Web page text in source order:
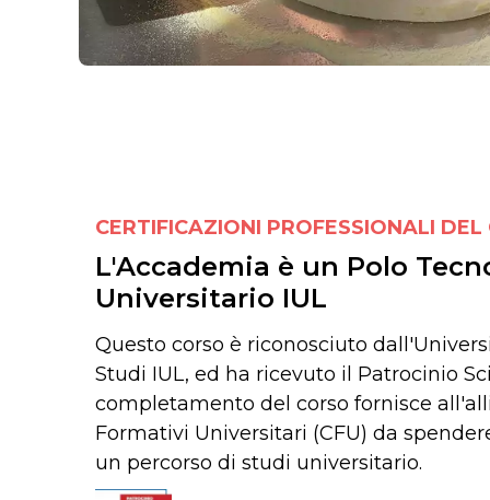
CERTIFICAZIONI PROFESSIONALI DEL
L'Accademia è un Polo
Universitario IUL
Questo corso è riconosciuto
Studi IUL, ed ha ricevuto il Patrocinio
completamento del corso fornisce
Formativi Universitari (CFU) da
un percorso di studi universitario.